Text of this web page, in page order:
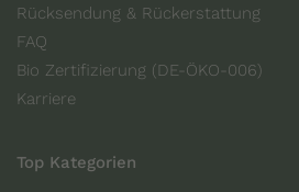
Rücksendung & Rückerstattung
FAQ
Bio Zertifizierung (DE-ÖKO-006)
Karriere
Top Kategorien